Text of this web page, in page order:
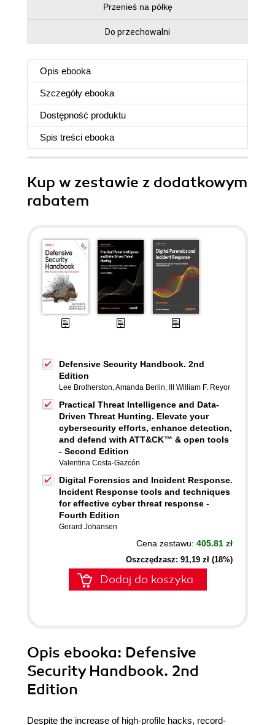
Przenieś na półkę
Do przechowalni
Opis ebooka
Szczegóły ebooka
Dostępność produktu
Spis treści ebooka
Kup w zestawie z dodatkowym
rabatem
Defensive Security Handbook. 2nd
Edition
Lee Brotherston,Amanda Berlin, III William F. Reyor
Practical Threat Intelligence and Data-
Driven Threat Hunting. Elevate your
cybersecurity efforts, enhance detection,
and defend with ATT&CK™ & open tools
- Second Edition
Valentina Costa-Gazcón
Digital Forensics and Incident Response.
Incident Response tools and techniques
for effective cyber threat response -
Fourth Edition
Gerard Johansen
Cena zestawu: 405.81 zł
Oszczędzasz: 91,19 zł (18%)
Dodaj do koszyka
Opis ebooka: Defensive
Security Handbook. 2nd
Edition
Despite the increase of high-profile hacks, record-